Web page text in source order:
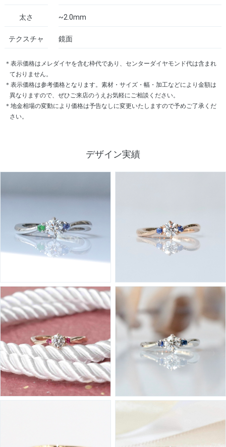
太さ ~2.0mm
テクスチャ 鏡面
＊表示価格はメレダイヤを含む枠代であり、センターダイヤモンド代は含まれ
ておりません。
＊表示価格は参考価格となります。素材・サイズ・幅・加工などにより金額は
異なりますので、ぜひご来店のうえお気軽にご相談ください。
＊地金相場の変動により価格は予告なしに変更いたしますので予めご了承くだ
さい。
デザイン実績